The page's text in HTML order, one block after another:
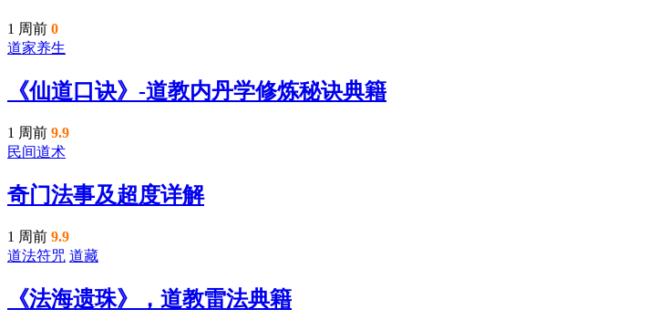
1 周前 0
道家养生
《仙道口诀》-道教内丹学修炼秘诀典籍
1 周前 9.9
民间道术
奇门法事及超度详解
1 周前 9.9
道法符咒 道藏
《法海遗珠》，道教雷法典籍